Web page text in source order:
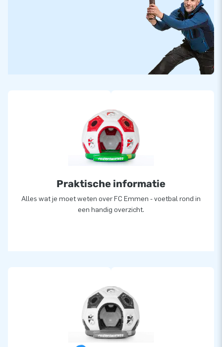
Praktische informatie
Alles wat je moet weten over FC Emmen - voetbal rond in
een handig overzicht.